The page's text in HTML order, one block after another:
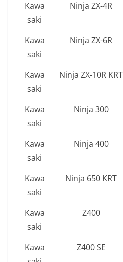
Kawa
saki
Ninja ZX-4R
Kawa
saki
Ninja ZX-6R
Kawa
saki
Ninja ZX-10R KRT
Kawa
saki
Ninja 300
Kawa
saki
Ninja 400
Kawa
saki
Ninja 650 KRT
Kawa
saki
Z400
Kawa
Z400 SE